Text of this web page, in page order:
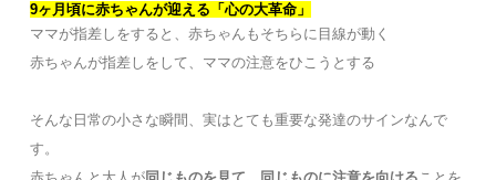
9ヶ月頃に赤ちゃんが迎える「心の大革命」
ママが指差しをすると、赤ちゃんもそちらに目線が動く
赤ちゃんが指差しをして、ママの注意をひこうとする
そんな日常の小さな瞬間、実はとても重要な発達のサインなんで
す。